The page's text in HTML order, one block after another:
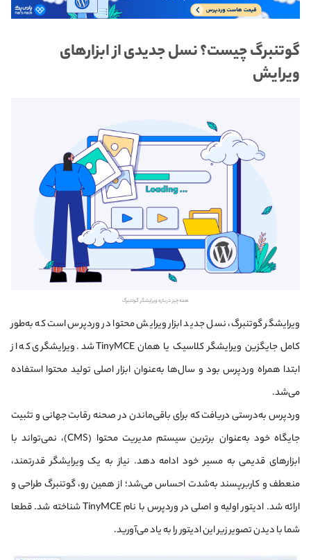
گوتنبرگ چیست؟ نسل جدیدی از ابزارهای
ویرایش
همه چیز درباره ویرایشگر گوتنبرگ
ویرایشگر گوتنبرگ، نسل جدید ابزار ویرایش محتوا در وردپرس است که به‌طور
کامل جایگزین ویرایشگر کلاسیک یا همان TinyMCE شد. ویرایشگری که از
ابتدا همراه وردپرس بود و سال‌ها به‌عنوان ابزار اصلی تولید محتوا استفاده
می‌شد.
وردپرس به‌درستی دریافت که برای باقی‌ماندن در صحنه رقابت جهانی و تثبیت
جایگاه خود به‌عنوان برترین سیستم مدیریت محتوا (CMS)، نمی‌تواند با
ابزارهای قدیمی به مسیر خود ادامه دهد. نیاز به یک ویرایشگر قدرتمند،
منعطف و کاربرپسند به‌شدت احساس می‌شد؛ از همین رو، گوتنبرگ طراحی و
ارائه شد. ادیتور اولیه و اصلی در وردپرس با نام TinyMCE شناخته شد. قطعا
شما با دیدن تصویر زیر این ادیتور را به یاد می‌آورید.